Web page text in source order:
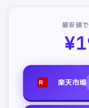
最安値
¥
R 楽天市場